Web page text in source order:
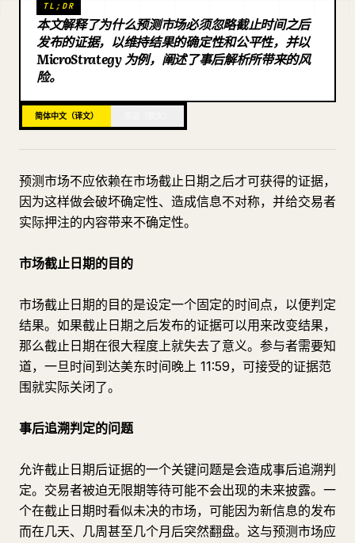
下载
博客
更新
TL;DR
本文解释了为什么预测市场必须忽略截止时间之后
发布的证据，以维持结果的确定性和公平性，并以
MicroStrategy 为例，阐述了事后解析所带来的风
险。
简体中文（译文）
预测市场不应依赖在市场截止日期之后才可获得的证据，
因为这样做会破坏确定性、造成信息不对称，并给交易者
实际押注的内容带来不确定性。
市场截止日期的目的
市场截止日期的目的是设定一个固定的时间点，以便判定
结果。如果截止日期之后发布的证据可以用来改变结果，
那么截止日期在很大程度上就失去了意义。参与者需要知
道，一旦时间到达美东时间晚上 11:59，可接受的证据范
围就实际关闭了。
事后追溯判定的问题
允许截止日期后证据的一个关键问题是会造成事后追溯判
定。交易者被迫无限期等待可能不会出现的未来披露。一
个在截止日期时看似未决的市场，可能因为新信息的发布
而在几天、几周甚至几个月后突然翻盘。这与预测市场应